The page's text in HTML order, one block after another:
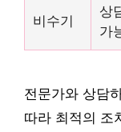
비수기
상
가
전문가와 상담
따라 최적의 조